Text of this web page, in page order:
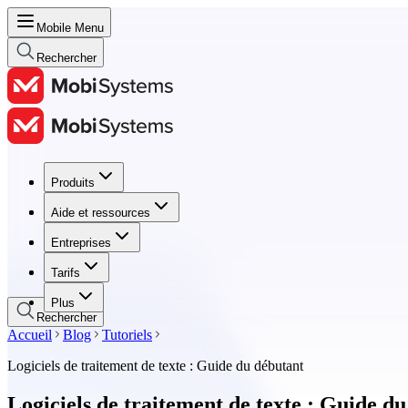
Mobile Menu
Rechercher
Produits
Aide et ressources
Entreprises
Tarifs
Plus
Produits
Aide et ressources
Entreprises
Tarifs
Rechercher
Accueil Blog
Tutoriels
Logiciels de traitement de texte : Guide du débutant